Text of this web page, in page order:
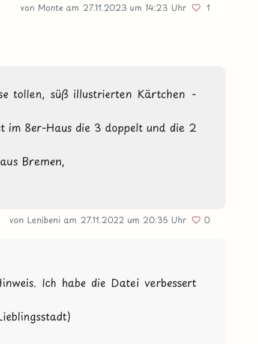
von Monteam 27.11.2023 um 14:23 Uhr 1
tollen, süß illustrierten Kärtchen -
im 8er-Haus die 3 doppelt und die 2
Bremen,
von Lenibeniam 27.11.2022 um 20:35 Uhr 0
Ich habe die Datei verbessert